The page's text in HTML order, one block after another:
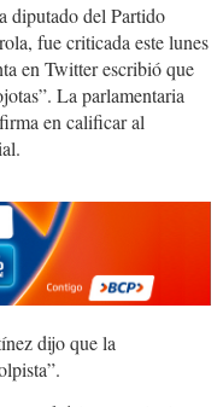
diputado del Partido
fue criticada este lunes
en Twitter escribió que
La parlamentaria
en calificar al
dijo que la